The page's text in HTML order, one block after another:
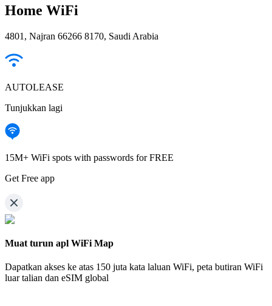
Home WiFi
4801, Najran 66266 8170, Saudi Arabia
AUTOLEASE
Tunjukkan lagi
15M+ WiFi spots with passwords for FREE
Get Free app
Muat turun apl WiFi Map
Dapatkan akses ke atas 150 juta kata laluan WiFi, peta butiran WiFi
luar talian dan eSIM global